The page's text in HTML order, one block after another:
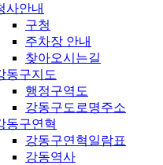
사안내
구청
주차장 안내
찾아오시는길
동구지도
행정구역도
강동구도로명주소
동구연혁
강동구연혁일람표
강동역사